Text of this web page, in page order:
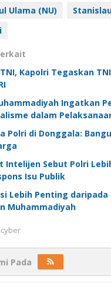
Ulama (NU)
Kapolri Tegaskan
Ingatkan
dalam
Polri di Donggala:
Intelijen Sebut Polri
Isu Publik
Lebih Penting
Muhammadiyah
Pada